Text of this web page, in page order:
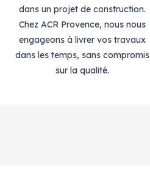
dans un projet de construction.
Chez ACR Provence, nous nous
engageons à livrer vos travaux
dans les temps, sans compromis
sur la qualité.